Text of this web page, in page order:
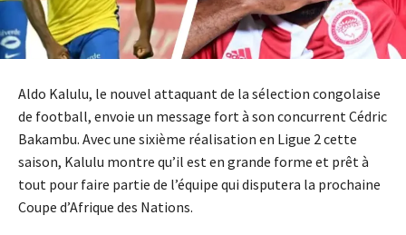
Aldo Kalulu, le nouvel attaquant de la sélection congolaise
de football, envoie un message fort à son concurrent Cédric
Bakambu. Avec une sixième réalisation en Ligue 2 cette
saison, Kalulu montre qu’il est en grande forme et prêt à
tout pour faire partie de l’équipe qui disputera la prochaine
Coupe d’Afrique des Nations.